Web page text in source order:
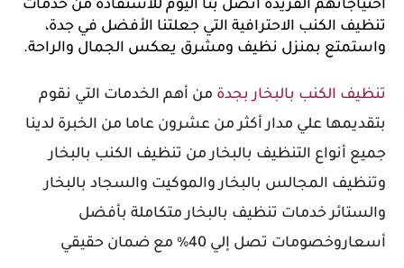
واستمتع بمنزل نظيف ومشرق يعكس الجمال والراحة.
تنظيف الكنب بالبخار بجدة من أهم الخدمات التي نقوم
بتقديمها علي مدار أكثر من عشرون عاما من الخبرة لدينا
جميع أنواع التنظيف بالبخار من تنظيف الكنب بالبخار
وتنظيف المجالس بالبخار والموكيت والسجاد بالبخار
والستائر خدمات تنظيف بالبخار متكاملة بأفضل
أسعاروخصومات تصل إلي 40% مع ضمان حقيقي